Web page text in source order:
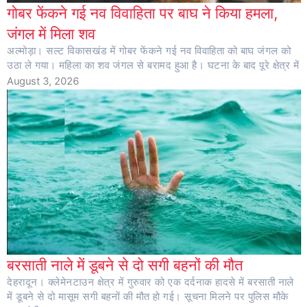
गोबर फेंकने गई नव विवाहिता पर बाघ ने किया हमला,
जंगल में मिला शव
अल्मोड़ा। सल्ट विकासखंड में गोबर फेंकने गई नव विवाहिता को बाघ जंगल को
उठा ले गया। महिला का शव जंगल से बरामद हुआ है। घटना के बाद पूरे क्षेत्र में
August 3, 2026
बरसाती नाले में डूबने से दो सगी बहनों की मौत
देहरादून। क्लेमेनटाउन क्षेत्र में गुरुवार को एक दर्दनाक हादसे में बरसाती नाले
में डूबने से दो मासूम सगी बहनों की मौत हो गई। सूचना मिलने पर पुलिस मौके